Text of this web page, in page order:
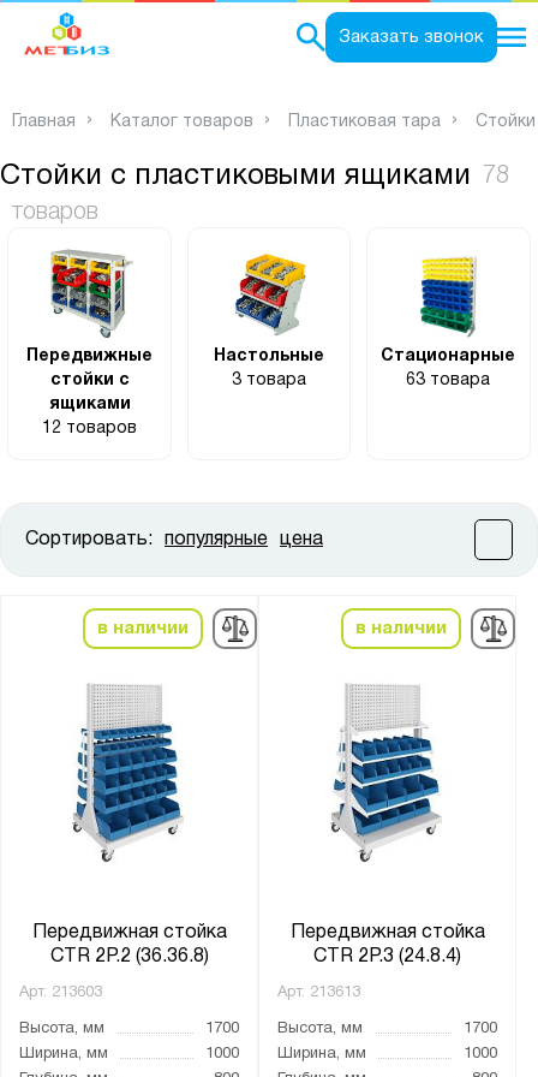
Заказать звонок
Главная Каталог товаров Пластиковая тара
Стойки с пластиковыми ящиками
78
товаров
Передвижные
стойки с
ящиками
12 товаров
Настольные
3 товара
Стационарные
63 товара
Сортировать: популярные цена
в наличии
Передвижная стойка
CTR 2P.2 (36.36.8)
Арт. 213603
Высота, мм
1700
Ширина, мм
1000
в наличии
Передвижная стойка
CTR 2P.3 (24.8.4)
Арт. 213613
Высота, мм
1700
Ширина, мм
1000
Ширина, мм:
от до
Цвет:
Светло-серый (RAL 7035)
Телегрей 4 (RAL 7047)